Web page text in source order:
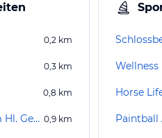
0,2 km
0,3 km
0,8 km
Bürgerspitalskirche zum Hl. Geist 0,9 km
Wellness
Horse
Paintball